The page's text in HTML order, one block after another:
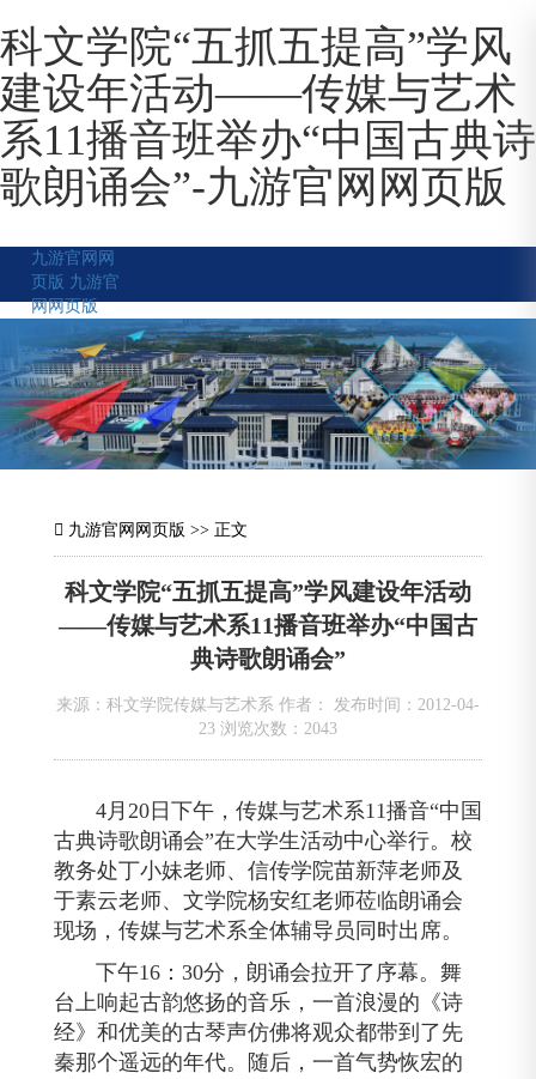
科文学院“五抓五提高”学风
建设年活动——传媒与艺术
系11播音班举办“中国古典诗
歌朗诵会”-九游官网网页版
九游官网网
页版 九游官
网网页版
九游官网网页版 >> 正文
科文学院“五抓五提高”学风建设年活动
——传媒与艺术系11播音班举办“中国古
典诗歌朗诵会”
来源：科文学院传媒与艺术系 作者： 发布时间：2012-04-
23 浏览次数： 2043
4月20日 下午，传媒与艺术系11播音“中国
古典诗歌朗诵会”在大学生活动中心举行。校
教务处丁小妹老师、信传学院苗新萍老师及
于素云老师、文学院杨安红老师莅临朗诵会
现场，传媒与艺术系全体辅导员同时出席。
下午16：30分，朗诵会拉开了序幕。舞
台上响起古韵悠扬的音乐，一首浪漫的《诗
经》和优美的古琴声仿佛将观众都带到了先
秦那个遥远的年代。随后，一首气势恢宏的